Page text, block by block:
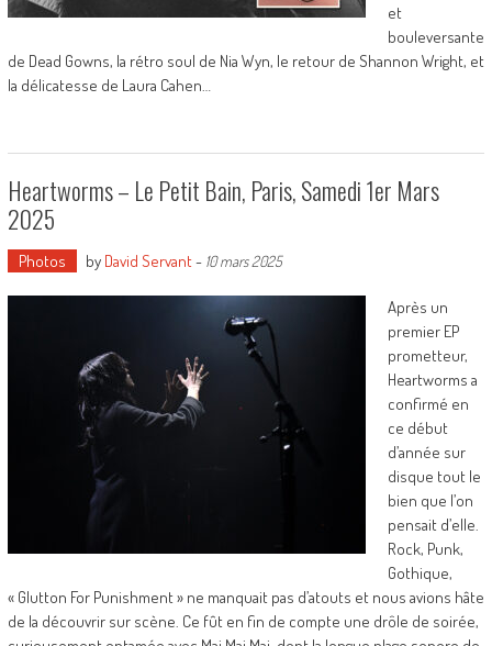
et
bouleversante
de Dead Gowns, la rétro soul de Nia Wyn, le retour de Shannon Wright, et
la délicatesse de Laura Cahen…
Heartworms – Le Petit Bain, Paris, Samedi 1er Mars
2025
Photos by David Servant- 10 mars 2025
Après un
premier EP
prometteur,
Heartworms a
confirmé en
ce début
d’année sur
disque tout le
bien que l’on
pensait d’elle.
Rock, Punk,
Gothique,
« Glutton For Punishment » ne manquait pas d’atouts et nous avions hâte
de la découvrir sur scène. Ce fût en fin de compte une drôle de soirée,